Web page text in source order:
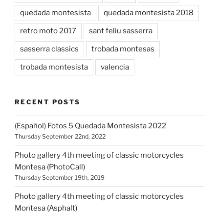
quedada montesista quedada montesista 2018
retro moto 2017 sant feliu sasserra
sasserra classics trobada montesas
trobada montesista valencia
RECENT POSTS
(Español) Fotos 5 Quedada Montesista 2022
Thursday September 22nd, 2022
Photo gallery 4th meeting of classic motorcycles
Montesa (PhotoCall)
Thursday September 19th, 2019
Photo gallery 4th meeting of classic motorcycles
Montesa (Asphalt)